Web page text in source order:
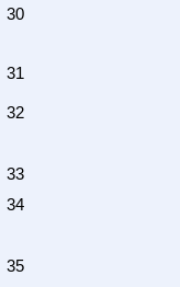
30
31
32
33
34
35